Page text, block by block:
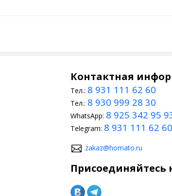
Контактная
Тел.: 8 931 111 62 60
Тел.: 8 930 999 28 30
WhatsApp: 8 925 342 95
Telegram: 8 931 111 62 60
zakaz@homato.ru
Присоединяйтесь